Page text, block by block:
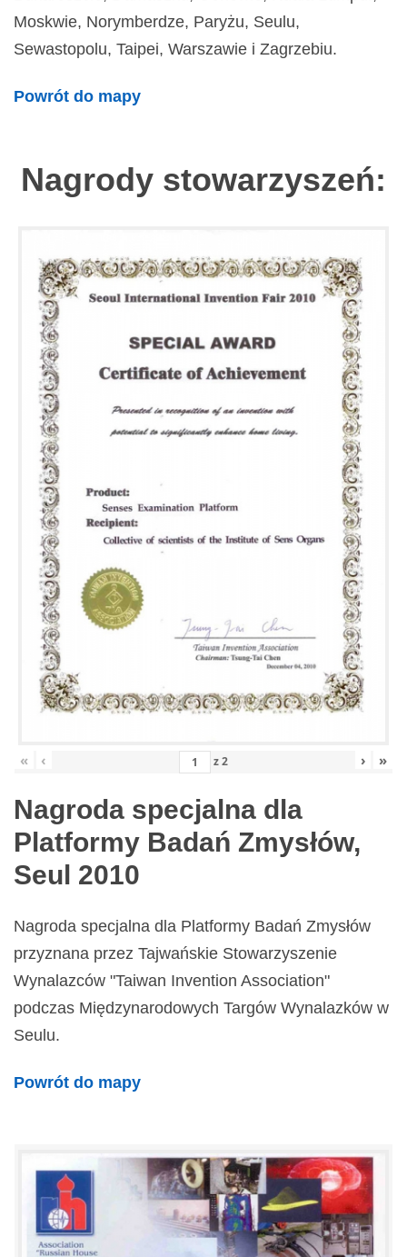
Moskwie, Norymberdze, Paryżu, Seulu,
Sewastopolu, Taipei, Warszawie i Zagrzebiu.
Powrót do mapy
Nagrody stowarzyszeń:
« ‹ z2 › »
Nagroda specjalna dla
Platformy Badań Zmysłów,
Seul 2010
Nagroda specjalna dla Platformy Badań Zmysłów
przyznana przez Tajwańskie Stowarzyszenie
Wynalazców "Taiwan Invention Association"
podczas Międzynarodowych Targów Wynalazków w
Seulu.
Powrót do mapy